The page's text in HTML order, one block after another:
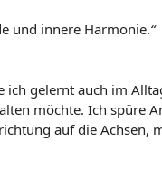
und innere Harmonie.“
ich gelernt auch im
möchte. Ich spüre
auf die Achsen,